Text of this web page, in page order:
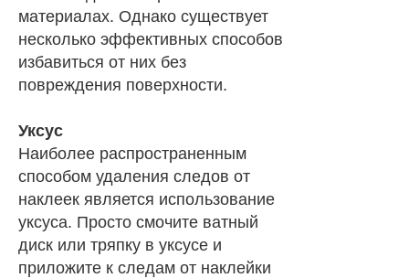
материалах. Однако существует
несколько эффективных способов
избавиться от них без
повреждения поверхности.
Уксус
Наиболее распространенным
способом удаления следов от
наклеек является использование
уксуса. Просто смочите ватный
диск или тряпку в уксусе и
приложите к следам от наклейки